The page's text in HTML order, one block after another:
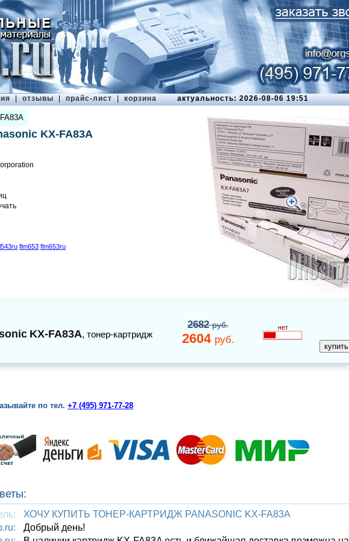
| отзывы | прайс-лист | корзина актуальность: 2026-08-06 19:51
KX-FA83A
flm653 flm653ru
KX-FA83A, тонер-картридж
2682руб.
2604 руб.
нет
по тел. +7 (495) 971-77-28
ХОЧУ КУПИТЬ ТОНЕР-КАРТРИДЖ PANASONIC KX-FA83A
Добрый день!